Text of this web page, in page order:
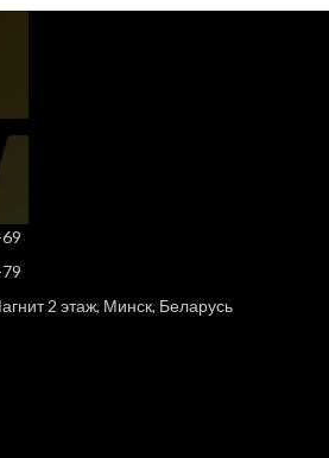
2 этаж, Минск, Беларусь